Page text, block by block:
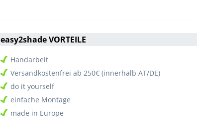
easy2shade VORTEILE
Handarbeit
Versandkostenfrei ab 250€ (innerhalb AT/DE)
do it yourself
einfache Montage
made in Europe